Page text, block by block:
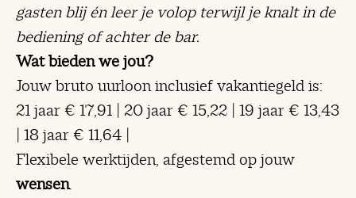
gasten blij én leer je volop terwijl je knalt in de
bediening of achter de bar.
Wat bieden we jou?
Jouw bruto uurloon inclusief vakantiegeld is:
21 jaar € 17,91 | 20 jaar € 15,22 | 19 jaar € 13,43
| 18 jaar € 11,64 |
Flexibele werktijden, afgestemd op jouw
wensen.